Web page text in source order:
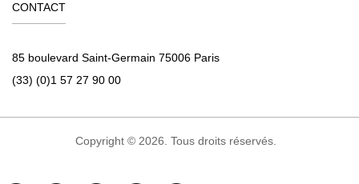
CONTACT
85 boulevard Saint-Germain 75006 Paris
(33) (0)1 57 27 90 00
Copyright © 2026. Tous droits réservés.